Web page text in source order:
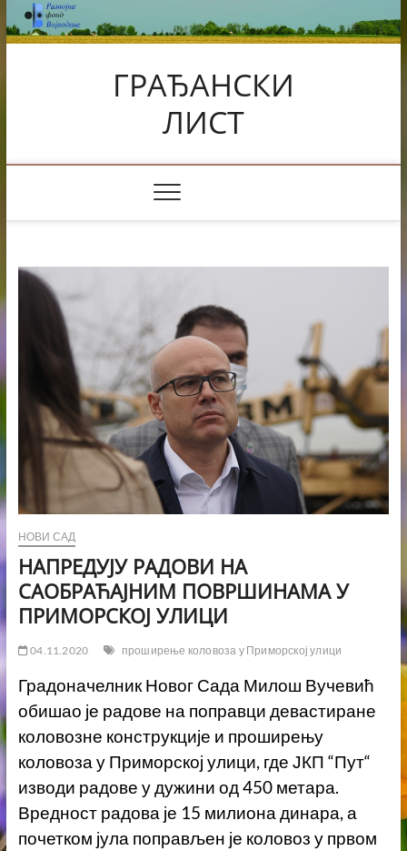
Skip
to
content
ГРАЂАНСКИ
ЛИСТ
НОВИ САД
НАПРЕДУЈУ РАДОВИ НА
САОБРАЋАЈНИМ ПОВРШИНАМА У
ПРИМОРСКОЈ УЛИЦИ
04.11.2020 проширење коловоза у Приморској улици
Градоначелник Новог Сада Милош Вучевић
обишао је радове на поправци девастиране
коловозне конструкције и проширењу
коловоза у Приморској улици, где ЈКП “Пут“
изводи радове у дужини од 450 метара.
Вредност радова је 15 милиона динара, а
почетком јула поправљен је коловоз у првом